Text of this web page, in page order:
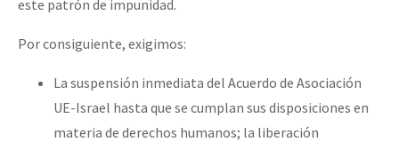
este patrón de impunidad.
Por consiguiente, exigimos:
La suspensión inmediata del Acuerdo de Asociación
UE-Israel hasta que se cumplan sus disposiciones en
materia de derechos humanos; la liberación